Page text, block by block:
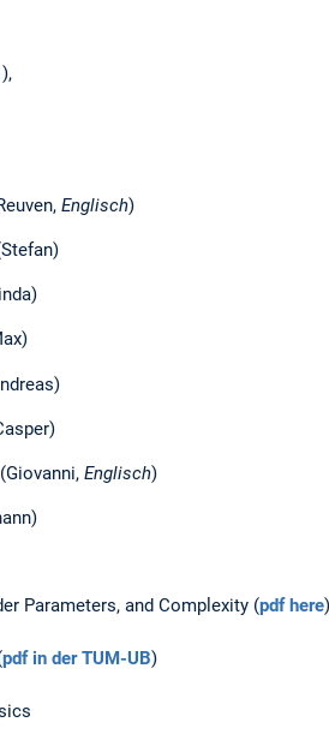
),
Englisch)
Englisch)
Parameters, and Complexity (pdf here)
pdf in der TUM-UB)